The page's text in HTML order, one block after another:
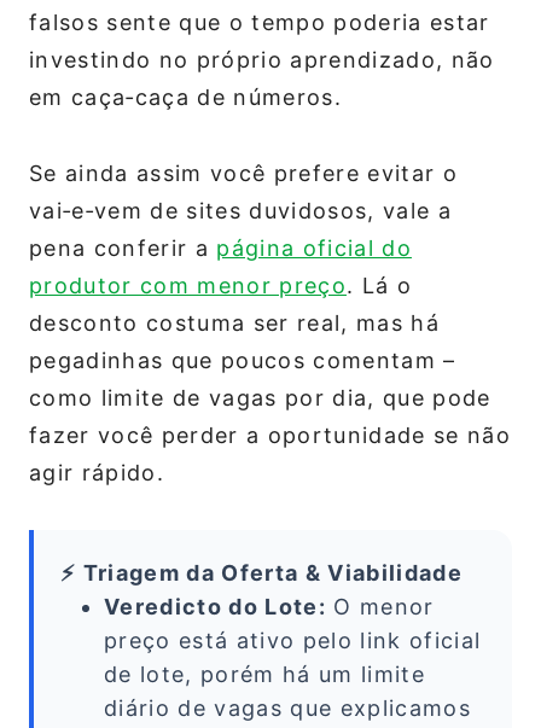
falsos sente que o tempo poderia estar
investindo no próprio aprendizado, não
em caça‑caça de números.
Se ainda assim você prefere evitar o
vai‑e‑vem de sites duvidosos, vale a
pena conferir a página oficial do
produtor com menor preço. Lá o
desconto costuma ser real, mas há
pegadinhas que poucos comentam –
como limite de vagas por dia, que pode
fazer você perder a oportunidade se não
agir rápido.
⚡ Triagem da Oferta & Viabilidade
Veredicto do Lote: O menor
preço está ativo pelo link oficial
de lote, porém há um limite
diário de vagas que explicamos